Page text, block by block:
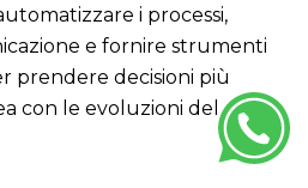
i processi,
e fornire strumenti
prendere decisioni più
con le evoluzioni del